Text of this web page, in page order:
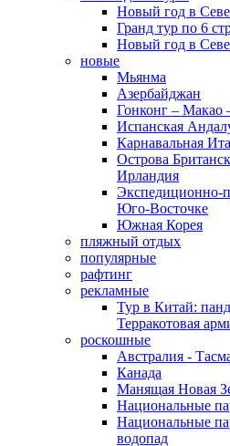
Новый год в
Гранд тур по 6
Новый год в
новые
Мьянма
Азербайджан
Гонконг – Макао
Испанская
Карнавальная
Острова
Ирландия
Экспедиционно-
Юго-Восточке
Южная Корея
пляжный отдых
популярные
рафтинг
рекламные
Тур в Китай:
Терракотовая
роскошные
Австралия -
Канада
Манящая Новая
Национальные
Национальные
водопад